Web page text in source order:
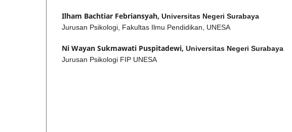
Ilham Bachtiar Febriansyah, Universitas Negeri Surabaya
Jurusan Psikologi, Fakultas Ilmu Pendidikan, UNESA
Ni Wayan Sukmawati Puspitadewi, Universitas Negeri Surabaya
Jurusan Psikologi FIP UNESA